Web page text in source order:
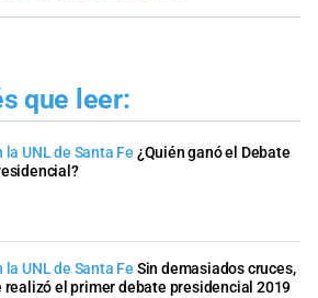
que leer:
la UNL de Santa Fe ¿Quién ganó el Debate
la UNL de Santa Fe Sin demasiados cruces,
realizó el primer debate presidencial 2019